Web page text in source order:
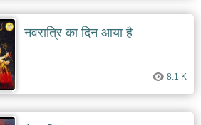
नवरात्रि का दिन आया है
8.1 K